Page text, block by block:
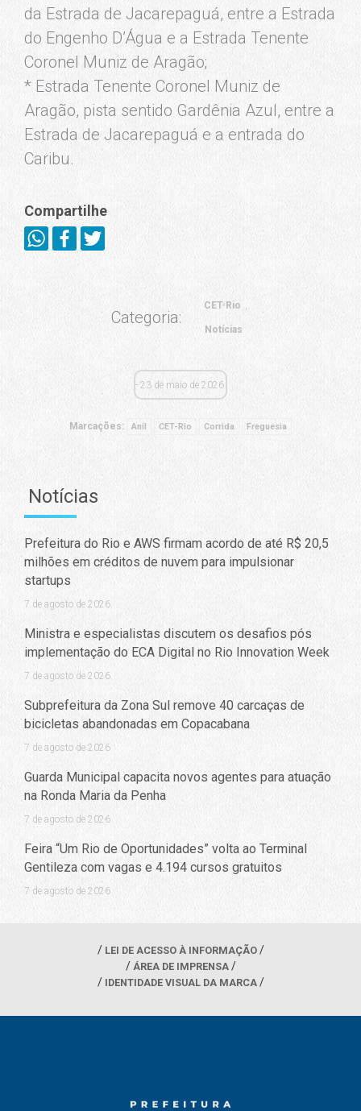
da Estrada de Jacarepaguá, entre a Estrada
do Engenho D’Água e a Estrada Tenente
Coronel Muniz de Aragão;
* Estrada Tenente Coronel Muniz de
Aragão, pista sentido Gardênia Azul, entre a
Estrada de Jacarepaguá e a entrada do
Caribu.
Compartilhe
Categoria:
CET-Rio
Notícias
23 de maio de 2026
Marcações: Anil CET-Rio Corrida Freguesia
Notícias
Prefeitura do Rio e AWS firmam acordo de até R$ 20,5
milhões em créditos de nuvem para impulsionar
startups
7 de agosto de 2026
Ministra e especialistas discutem os desafios pós
implementação do ECA Digital no Rio Innovation Week
7 de agosto de 2026
Subprefeitura da Zona Sul remove 40 carcaças de
bicicletas abandonadas em Copacabana
7 de agosto de 2026
Guarda Municipal capacita novos agentes para atuação
na Ronda Maria da Penha
7 de agosto de 2026
Feira “Um Rio de Oportunidades” volta ao Terminal
Gentileza com vagas e 4.194 cursos gratuitos
7 de agosto de 2026
LEI DE ACESSO À INFORMAÇÃO
ÁREA DE IMPRENSA
IDENTIDADE VISUAL DA MARCA